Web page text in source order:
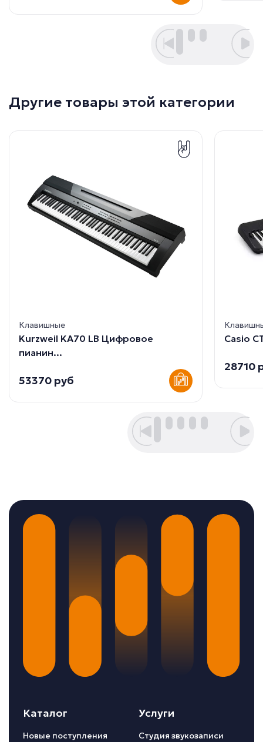
Другие товары этой категории
Клавишные
Kurzweil KA70 LB Цифровое
пианин...
53370 руб
Casio
28710
Каталог
Новые поступления
Услуги
Студия звукозаписи